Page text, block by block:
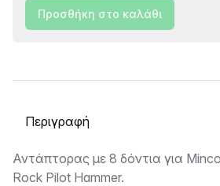
Προσθήκη στο καλάθι
Επιλογή καρτέλας
Περιγραφή
Αντάπτορας με 8 δόντια για
Rock Pilot Hammer.